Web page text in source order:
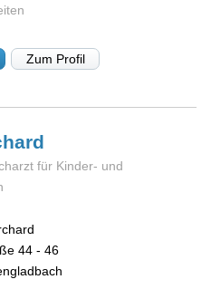
Zum Profil
für Kinder- und
44 - 46